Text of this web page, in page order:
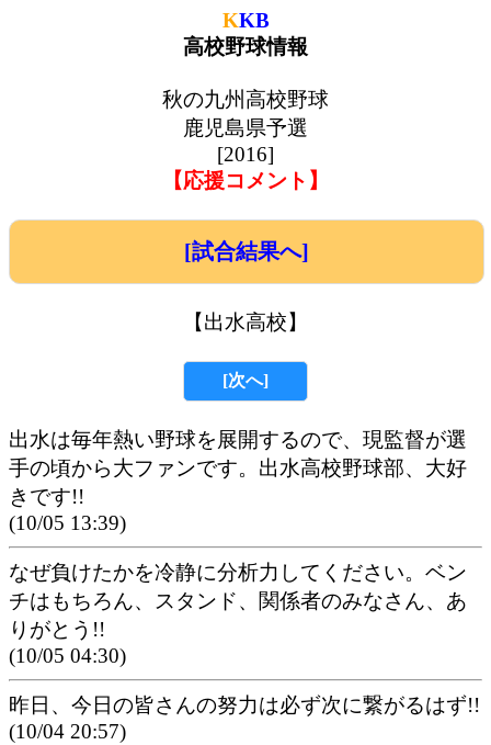
KKB
高校野球情報
秋の九州高校野球
鹿児島県予選
[2016]
【応援コメント】
[試合結果へ]
【出水高校】
[次へ]
出水は毎年熱い野球を展開するので、現監督が選
手の頃から大ファンです。出水高校野球部、大好
きです!!
(10/05 13:39)
なぜ負けたかを冷静に分析力してください。ベン
チはもちろん、スタンド、関係者のみなさん、あ
りがとう!!
(10/05 04:30)
昨日、今日の皆さんの努力は必ず次に繋がるはず!!
(10/04 20:57)